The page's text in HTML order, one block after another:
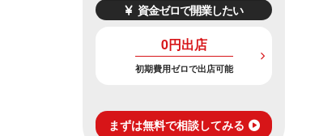
資金ゼロで開業したい
0円出店
初期費用ゼロで出店可能
まずは無料で相談してみる